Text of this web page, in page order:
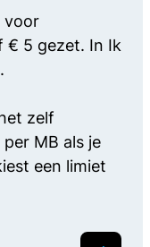
voor
€ 5 gezet. In Ik
zelf
MB als je
een limiet